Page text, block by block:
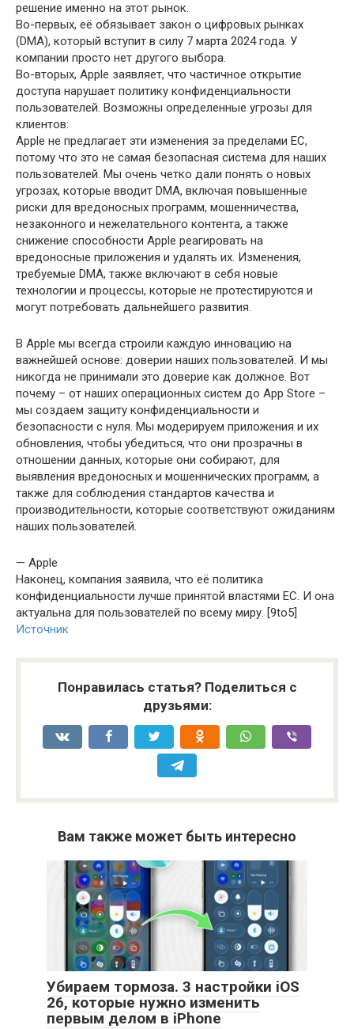
решение именно на этот рынок.
Во-первых, её обязывает закон о цифровых рынках
(DMA), который вступит в силу 7 марта 2024 года. У
компании просто нет другого выбора.
Во-вторых, Apple заявляет, что частичное открытие
доступа нарушает политику конфиденциальности
пользователей. Возможны определенные угрозы для
клиентов:
Apple не предлагает эти изменения за пределами ЕС,
потому что это не самая безопасная система для наших
пользователей. Мы очень четко дали понять о новых
угрозах, которые вводит DMA, включая повышенные
риски для вредоносных программ, мошенничества,
незаконного и нежелательного контента, а также
снижение способности Apple реагировать на
вредоносные приложения и удалять их. Изменения,
требуемые DMA, также включают в себя новые
технологии и процессы, которые не протестируются и
могут потребовать дальнейшего развития.
В Apple мы всегда строили каждую инновацию на
важнейшей основе: доверии наших пользователей. И мы
никогда не принимали это доверие как должное. Вот
почему – от наших операционных систем до App Store –
мы создаем защиту конфиденциальности и
безопасности с нуля. Мы модерируем приложения и их
обновления, чтобы убедиться, что они прозрачны в
отношении данных, которые они собирают, для
выявления вредоносных и мошеннических программ, а
также для соблюдения стандартов качества и
производительности, которые соответствуют ожиданиям
наших пользователей.
— Apple
Наконец, компания заявила, что её политика
конфиденциальности лучше принятой властями ЕС. И она
актуальна для пользователей по всему миру. [9to5]
Источник
Понравилась статья? Поделиться с
друзьями:
Вам также может быть интересно
Убираем тормоза. 3 настройки iOS
26, которые нужно изменить
первым делом в iPhone